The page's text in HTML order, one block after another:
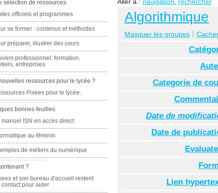
Algorithmique
Masquer les groupes
Categorie de
Date de
Date de
Lien
sélection de ressources:
officiels et programmes
se former : contenus et méthodes
préparer, illustrer des cours
professionnel: formation,
entreprises
ressources pour le lycée ?
Pixees pour le lycée.
bonnes feuilles:
manuel ISN en accès direct
au féminin
de métiers du numérique
?
et son bureau d'accueil restent
contact pour aider